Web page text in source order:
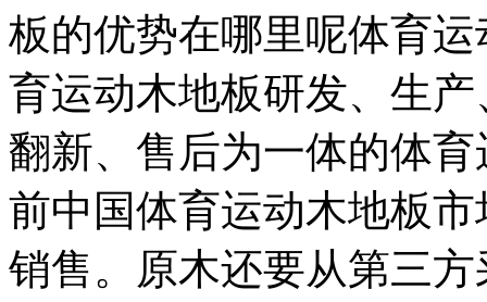
板的优势在哪里呢体育
育运动木地板研发、生
翻新、售后为一体的体
前中国体育运动木地板
销售。原木还要从第三